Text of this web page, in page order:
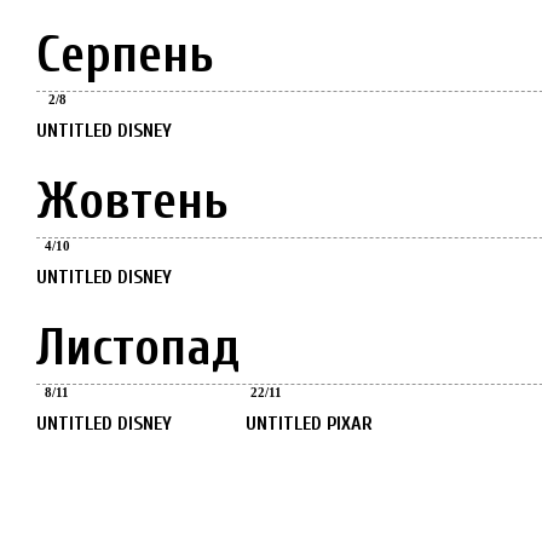
Серпень
2/8
UNTITLED DISNEY
Жовтень
4/10
UNTITLED DISNEY
Листопад
8/11
UNTITLED DISNEY
22/11
UNTITLED PIXAR